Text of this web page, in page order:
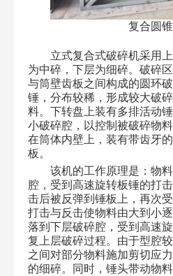
复合圆
立式复合式破碎机采用
为中碎，下层为细碎。破碎
与筒壁齿板之间构成的圆环
锤，分布较稀，形成较大破
料。下转盘上装有多排活动
小破碎腔，以控制被破碎物
在筒体内壁上，装有带齿牙
板。
该机的工作原理是：物
腔，受到高速旋转板锤的打
击后被反弹到锤板上，再次
打击与反击使物料由大到小
落到下层破碎腔，受到高速
复上层破碎过程。由于型腔
之间对部分物料施加剪切应
的细碎。同时，锤头带动物